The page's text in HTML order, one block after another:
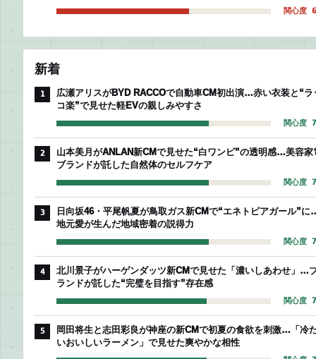
関心度
新着
1
広瀬アリスがBYD RACCOで自動車CM初出演…赤い衣装と“ラ
コ楽”で見せた軽EVの親しみやすさ
関心度
2
山本美月がANLAN新CMで見せた“白ワンピ”の透明感…美容家
ブランドが託した自然体のセルフケア
関心度
3
日向坂46・平尾帆夏が鳥取ガス新CMで“エネトピアガール”に
地元愛が生んだ地域密着の説得力
関心度
4
北川景子がハーゲンダッツ新CMで見せた「濃いしあわせ」…
ランドが託した“完璧を目指す”存在感
関心度
5
岡田将生と志田彩良が神座の新CMで初夏の食欲を刺激…「冷
いおいしいラーメン」で見せた爽やかな相性